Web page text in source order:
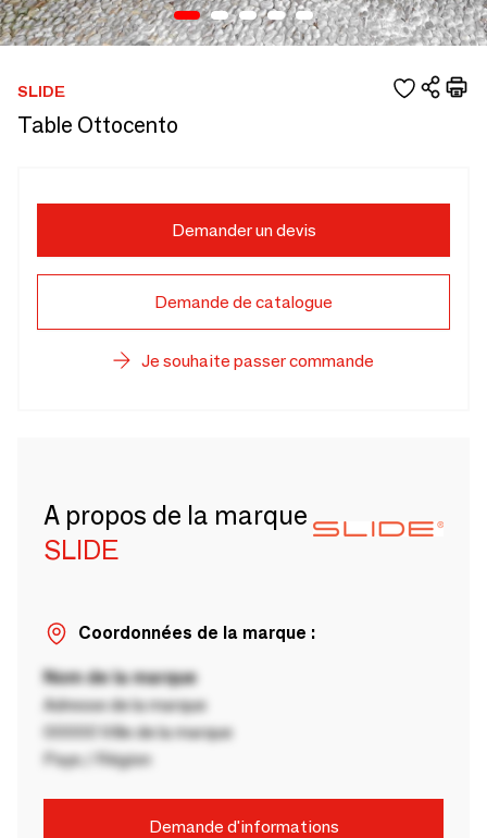
SLIDE
Table Ottocento
Demander un devis
Demande de catalogue
Je souhaite passer commande
A propos de la marque
SLIDE
Coordonnées de la marque :
Nom de la marque
Adresse de la marque
00000 Ville de la marque
Pays / Région
Demande d'informations